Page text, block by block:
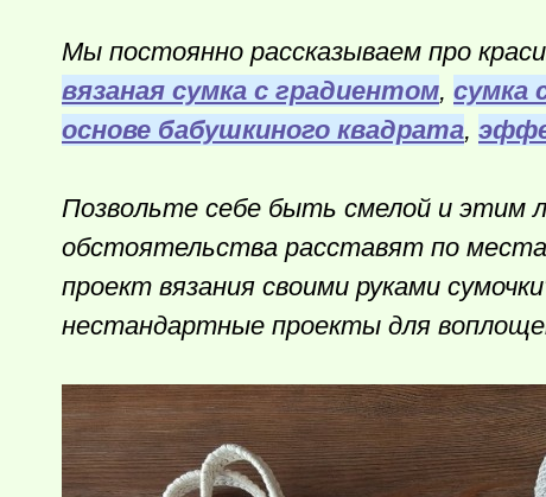
Мы постоянно рассказываем про
вязаная сумка с градиентом, сумка
основе бабушкиного квадрата,
Позвольте себе быть смелой и этим
обстоятельства расставят по
проект вязания своими руками
нестандартные проекты для